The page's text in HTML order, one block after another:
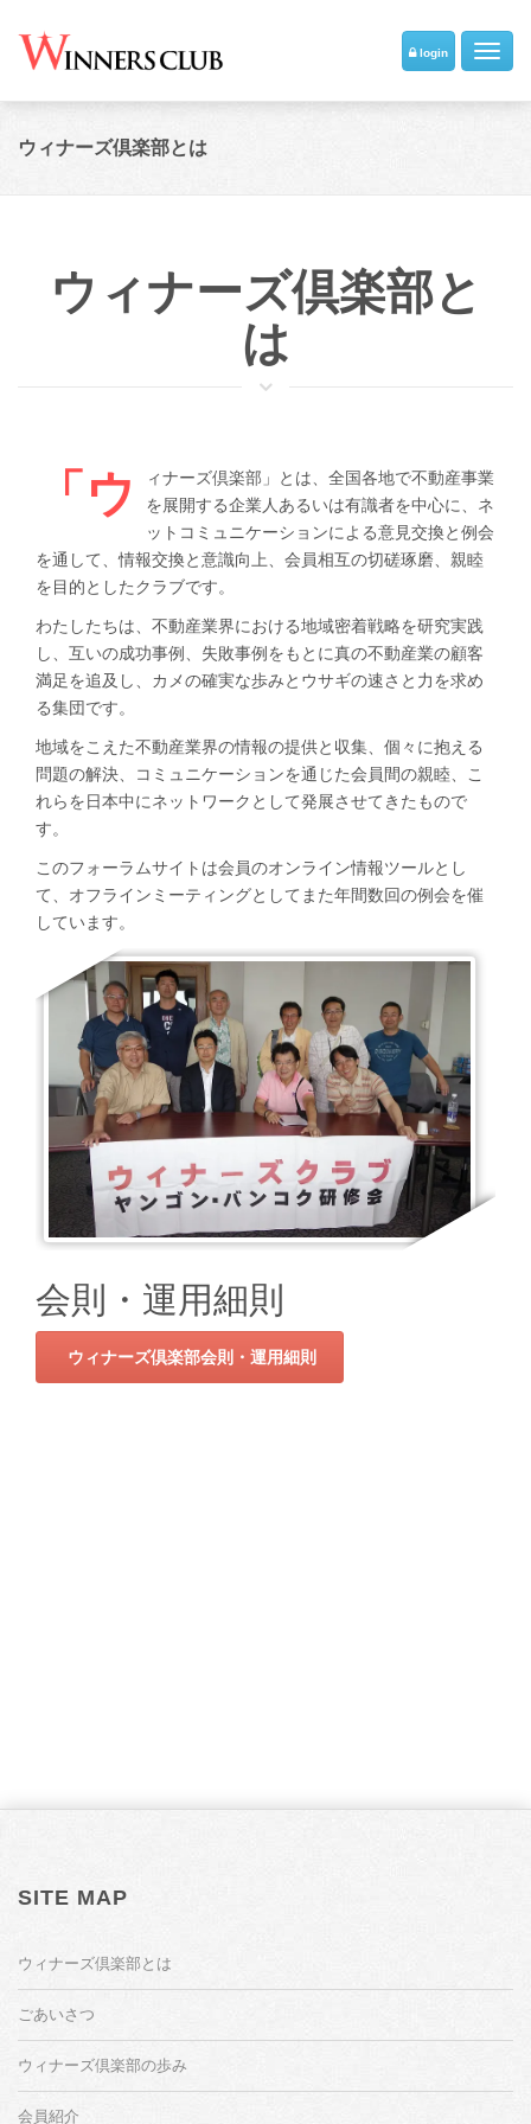
login
ウィナーズ倶楽部とは
ウィナーズ倶楽部と
は
「ウィナーズ倶楽部」とは、全国各地で不動産事業
を展開する企業人あるいは有識者を中心に、ネ
ットコミュニケーションによる意見交換と例会
を通して、情報交換と意識向上、会員相互の切磋琢磨、親睦
を目的としたクラブです。
わたしたちは、不動産業界における地域密着戦略を研究実践
し、互いの成功事例、失敗事例をもとに真の不動産業の顧客
満足を追及し、カメの確実な歩みとウサギの速さと力を求め
る集団です。
地域をこえた不動産業界の情報の提供と収集、個々に抱える
問題の解決、コミュニケーションを通じた会員間の親睦、こ
れらを日本中にネットワークとして発展させてきたもので
す。
このフォーラムサイトは会員のオンライン情報ツールとし
て、オフラインミーティングとしてまた年間数回の例会を催
しています。
会則・運用細則
ウィナーズ倶楽部会則・運用細則
SITE MAP
ウィナーズ倶楽部とは
ごあいさつ
ウィナーズ倶楽部の歩み
会員紹介